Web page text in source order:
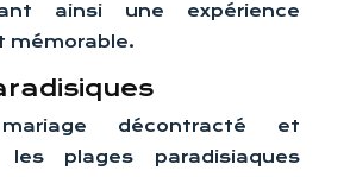
ainsi une expérience
mémorable.
décontracté et
les plages paradisiaques